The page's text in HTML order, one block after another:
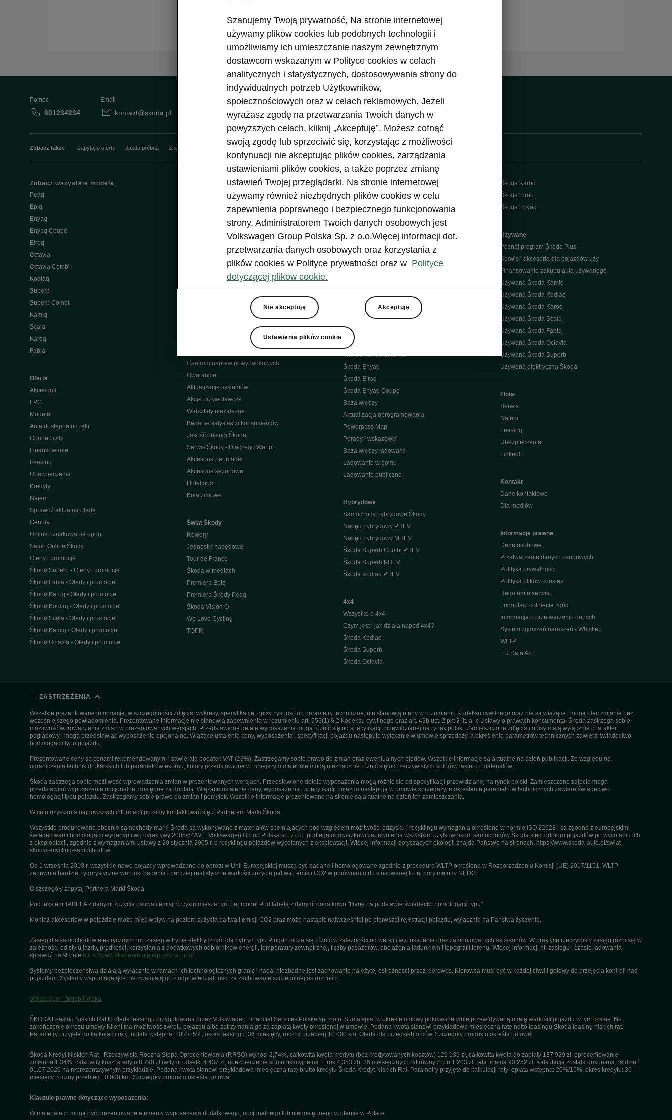
Pomoc
801234234
Email
kontakt@skoda.pl Dane kontaktowe
Zobacz także Zapytaj o ofertę Jazda próbna Znajdź salon Newsletter
Zobacz wszystkie modele
Peaq
Epiq
Enyaq
Enyaq Coupé
Elroq
Octavia
Octavia Combi
Kodiaq
Superb
Superb Combi
Kamiq
Scala
Karoq
Fabia
Oferta
Akcesoria
LPG
Modele
Auta dostępne od ręki
Connectivity
Finansowanie
Leasing
Ubezpieczenia
Kredyty
Najem
Sprawdź aktualną ofertę
Cenniki
Unijne oznakowanie opon
Salon Online Škody
Oferty i promocje
Škoda Superb - Oferty i promocje
Škoda Fabia - Oferty i promocje
Škoda Karoq - Oferty i promocje
Škoda Kodiaq - Oferty i promocje
Škoda Scala - Oferty i promocje
Škoda Kamiq - Oferty i promocje
Škoda Octavia - Oferty i promocje
W trosce o Škodę - porady
Škoda Connect
Ładowanie publiczne
Wypad wakacyjny
Aplikacja MyŠkoda
Pakiety serwisowe
Program rabatowy 4Service
Ochrona pogwarancyjna
Centrum napraw powypadkowych
Gwarancje
Aktualizacje systemów
Akcje przywoławcze
Warsztaty niezależne
Badanie satysfakcji konsumentów
Jakość obsługi Škoda
Serwis Škody - Dlaczego Warto?
Akcesoria per model
Akcesoria sezonowe
Hotel opon
Koła zimowe
Świat Škody
Rowery
Jednostki napędowe
Tour de France
Škoda w mediach
Premiera Epiq
Premiera Škody Peaq
Škoda Vision O
We Love Cycling
TOPR
Facebook
Instagram
YouTube
YouTube shorts
Aplikacja MyŠkoda
Środowisko
Samochody Elektryczne Škody
Nowości w elektrycznych modelach Šk
Akumulator i bezpieczeństwo
Elektrominuta
Dopłata do zakupu aut elektrycznych
Manual kontra automat
Škoda Enyaq
Škoda Elroq
Škoda Enyaq Coupé
Baza wiedzy
Aktualizacja oprogramowania
Powerpass Map
Porady i wskazówki
Baza wiedzy ładowarki
Ładowanie w domu
Ładowanie publiczne
Hybrydowe
Samochody hybrydowe Škody
Napęd hybrydowy PHEV
Napęd hybrydowy MHEV
Škoda Superb Combi PHEV
Škoda Superb PHEV
Škoda Kodiaq PHEV
4x4
Wszystko o 4x4
Czym jest i jak działa napęd 4x4?
Škoda Kodiaq
Škoda Superb
Škoda Octavia
Škoda Karoq
Škoda Elroq
Škoda Enyaq
Używane
Poznaj program Škoda Plus
Serwis i akcesoria dla pojazdów uży
Finansowanie zakupu auta używanego
Używana Škoda Kamiq
Używana Škoda Kodiaq
Używana Škoda Karoq
Używana Škoda Scala
Używana Škoda Fabia
Używana Škoda Octavia
Używana Škoda Superb
Używana elektryczna Škoda
Flota
Serwis
Najem
Leasing
Ubezpieczenie
Linkedln
Kontakt
Dane kontaktowe
Dla mediów
Informacje prawne
Dane osobowe
Przetwarzanie danych osobowych
Polityka prywatności
Polityka plików cookies
Regulamin serwisu
Formularz cofnięcia zgód
Informacja o przetwarzaniu danych
System zgłoszeń naruszeń - Whistleb
WLTP
EU Data Act
ZASTRZEŻENIA
Wszelkie prezentowane informacje, w szczególności zdjęcia, wykresy, specyfikacje, opisy, rysunki lub parametry techniczne, nie stanowią oferty w rozumieniu Kodeksu cywilnego oraz nie są wiążące i mogą ulec zmianie bez
wcześniejszego powiadomienia. Prezentowane informacje nie stanowią zapewnienia w rozumieniu art. 556(1) § 2 Kodeksu cywilnego oraz art. 43b ust. 2 pkt 2 lit. a–c Ustawy o prawach konsumenta. Škoda zastrzega sobie
możliwość wprowadzenia zmian w prezentowanych wersjach. Przedstawione detale wyposażenia mogą różnić się od specyfikacji przewidzianej na rynek polski. Zamieszczone zdjęcia i opisy mają wyłącznie charakter
poglądowy i mogą przedstawiać wyposażenie opcjonalne. Wiążące ustalenie ceny, wyposażenia i specyfikacji pojazdu następuje wyłącznie w umowie sprzedaży, a określenie parametrów technicznych zawiera świadectwo
homologacji typu pojazdu.
Prezentowane ceny są cenami rekomendowanymi i zawierają podatek VAT (23%). Zastrzegamy sobie prawo do zmian oraz ewentualnych błędów. Wszelkie informacje są aktualne na dzień publikacji. Ze względu na
ograniczenia technik drukarskich lub parametrów ekranu, kolory przedstawione w niniejszym materiale mogą nieznacznie różnić się od rzeczywistych kolorów lakieru i materiałów.
Škoda zastrzega sobie możliwość wprowadzenia zmian w prezentowanych wersjach. Przedstawione detale wyposażenia mogą różnić się od specyfikacji przewidzianej na rynek polski. Zamieszczone zdjęcia mogą
przedstawiać wyposażenie opcjonalne, dostępne za dopłatą. Wiążące ustalenie ceny, wyposażenia i specyfikacji pojazdu następują w umowie sprzedaży, a określenie parametrów technicznych zawiera świadectwo
homologacji typu pojazdu. Zastrzegamy sobie prawo do zmian i pomyłek. Wszelkie informacje prezentowane na stronie są aktualne na dzień ich zamieszczania.
W celu uzyskania najnowszych informacji prosimy kontaktować się z Partnerem Marki Škoda
Wszystkie produkowane obecnie samochody marki Škoda są wykonywane z materiałów spełniających pod względem możliwości odzysku i recyklingu wymagania określone w normie ISO 22628 i są zgodne z europejskimi
świadectwami homologacji wydanymi wg dyrektywy 2005/64/WE. Volkswagen Group Polska sp. z o.o. podlega obowiązkowi zapewnienia wszystkim użytkownikom samochodów Škoda sieci odbioru pojazdów po wycofaniu ich
z eksploatacji, zgodnie z wymaganiami ustawy z 20 stycznia 2005 r. o recyklingu pojazdów wycofanych z eksploatacji. Więcej informacji dotyczących ekologii znajdą Państwo na stronach: https://www.skoda-auto.pl/swiat-
skody/recycling-samochodow
Od 1 września 2018 r. wszystkie nowe pojazdy wprowadzane do obrotu w Unii Europejskiej muszą być badane i homologowane zgodnie z procedurą WLTP określoną w Rozporządzeniu Komisji (UE) 2017/1151. WLTP
zapewnia bardziej rygorystyczne warunki badania i bardziej realistyczne wartości zużycia paliwa i emisji CO2 w porównaniu do stosowanej to tej pory metody NEDC.
O szczegóły zapytaj Partnera Marki Škoda
Pod tekstem TABELA z danymi zużycia paliwa i emisji w cyklu mieszanym per model Pod tabelą z danymi dodatkowo "Dane na podstawie świadectw homologacji typu"
Montaż akcesoriów w pojeździe może mieć wpływ na poziom zużycia paliwa i emisji CO2 oraz może nastąpić najwcześniej po pierwszej rejestracji pojazdu, wyłącznie na Państwa życzenie.
Zasięg dla samochodów elektrycznych lub zasięg w trybie elektrycznym dla hybryd typu Plug-In może się różnić w zależności od wersji i wyposażenia oraz zamontowanych akcesoriów. W praktyce rzeczywisty zasięg różni się w
zależności od stylu jazdy, prędkości, korzystania z dodatkowych odbiorników energii, temperatury zewnętrznej, liczby pasażerów, obciążenia ładunkiem i topografii terenu. Więcej informacji nt. zasięgu i czasie ładowania
sprawdź na stronie https://www.skoda-auto.pl/apps/charging/.
Systemy bezpieczeństwa działają wyłącznie w ramach ich technologicznych granic i nadal niezbędne jest zachowanie należytej ostrożności przez kierowcę. Kierowca musi być w każdej chwili gotowy do przejęcia kontroli nad
pojazdem. Systemy wspomagające nie zwalniają go z odpowiedzialności za zachowanie szczególnej ostrożności
Volkswagen Group Polska
ŠKODA Leasing Niskich Rat to oferta leasingu przygotowana przez Volkswagen Financial Services Polska sp. z o.o. Suma spłat w okresie umowy pokrywa jedynie przewidywaną utratę wartości pojazdu w tym czasie. Na
zakończenie okresu umowy Klient ma możliwość zwrotu pojazdu albo zatrzymania go za zapłatą kwoty określonej w umowie. Podana kwota stanowi przykładową miesięczną ratę netto leasingu Skoda leasing niskich rat.
Parametry przyjęte do kalkulacji raty: opłata wstępna: 20%/15%, okres leasingu: 36 miesięcy, roczny przebieg 10 000 km. Oferta dla przedsiębiorców. Szczegóły produktu określa umowa.
Škoda Kredyt Niskich Rat - Rzeczywista Roczna Stopa Oprocentowania (RRSO) wynosi 2,74%, całkowita kwota kredytu (bez kredytowanych kosztów) 129 139 zł, całkowita kwota do zapłaty 137 929 zł, oprocentowanie
zmienne 1,34%, całkowity koszt kredytu 8 790 zł (w tym: odsetki 4 437 zł, ubezpieczenie komunikacyjne na 1. rok 4 353 zł), 36 miesięcznych rat równych po 1 203 zł; rata finalna 90 252 zł. Kalkulacja została dokonana na dzień
01.07.2026 na reprezentatywnym przykładzie. Podana kwota stanowi przykładową miesięczną ratę brutto kredytu Škoda Kredyt Niskich Rat. Parametry przyjęte do kalkulacji raty: opłata wstępna: 20%/15%, okres kredytu: 36
miesięcy, roczny przebieg 10 000 km. Szczegóły produktu określa umowa.
Klauzule prawne dotyczące wyposażenia:
W materiałach mogą być prezentowane elementy wyposażenia dodatkowego, opcjonalnego lub niedostępnego w ofercie w Polsce.
Szanujemy Twoją prywatność, Na stronie internetowej
używamy plików cookies lub podobnych technologii i
umożliwiamy ich umieszczanie naszym zewnętrznym
dostawcom wskazanym w Polityce cookies w celach
analitycznych i statystycznych, dostosowywania strony do
indywidualnych potrzeb Użytkowników,
społecznościowych oraz w celach reklamowych. Jeżeli
wyrażasz zgodę na przetwarzania Twoich danych w
powyższych celach, kliknij „Akceptuję”. Możesz cofnąć
swoją zgodę lub sprzeciwić się, korzystając z możliwości
kontynuacji nie akceptując plików cookies, zarządzania
ustawieniami plików cookies, a także poprzez zmianę
ustawień Twojej przeglądarki. Na stronie internetowej
używamy również niezbędnych plików cookies w celu
zapewnienia poprawnego i bezpiecznego funkcjonowania
strony. Administratorem Twoich danych osobowych jest
Volkswagen Group Polska Sp. z o.o.Więcej informacji dot.
przetwarzania danych osobowych oraz korzystania z
plików cookies w Polityce prywatności oraz w Polityce
dotyczącej plików cookie.
Nie akceptuję Akceptuję
Ustawienia plików cookie